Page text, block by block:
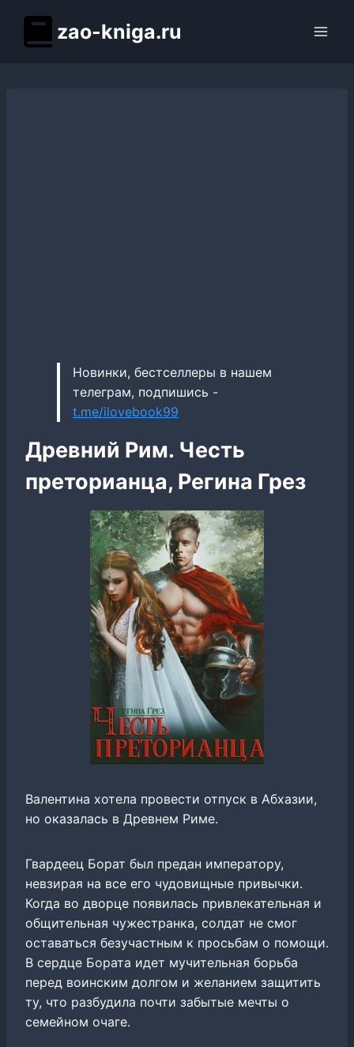
содержимому
zao-kniga.ru
Новинки, бестселлеры в нашем
телеграм, подпишись -
t.me/ilovebook99
Древний Рим. Честь
преторианца, Регина Грез
Валентина хотела провести отпуск в Абхазии,
но оказалась в Древнем Риме.
Гвардеец Борат был предан императору,
невзирая на все его чудовищные привычки.
Когда во дворце появилась привлекательная и
общительная чужестранка, солдат не смог
оставаться безучастным к просьбам о помощи.
В сердце Бората идет мучительная борьба
перед воинским долгом и желанием защитить
ту, что разбудила почти забытые мечты о
семейном очаге.